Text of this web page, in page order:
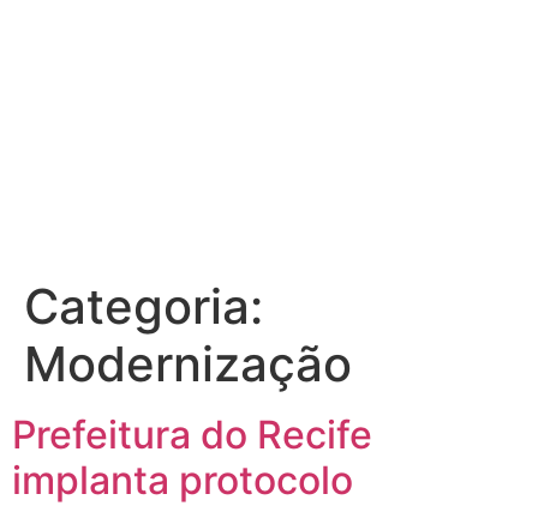
Categoria:
Modernização
Prefeitura do Recife
implanta protocolo